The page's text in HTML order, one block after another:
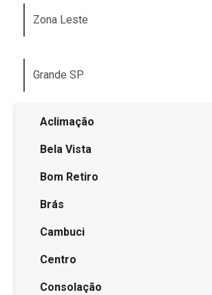
Zona Leste
Grande SP
Aclimação
Bela Vista
Bom Retiro
Brás
Cambuci
Centro
Consolação